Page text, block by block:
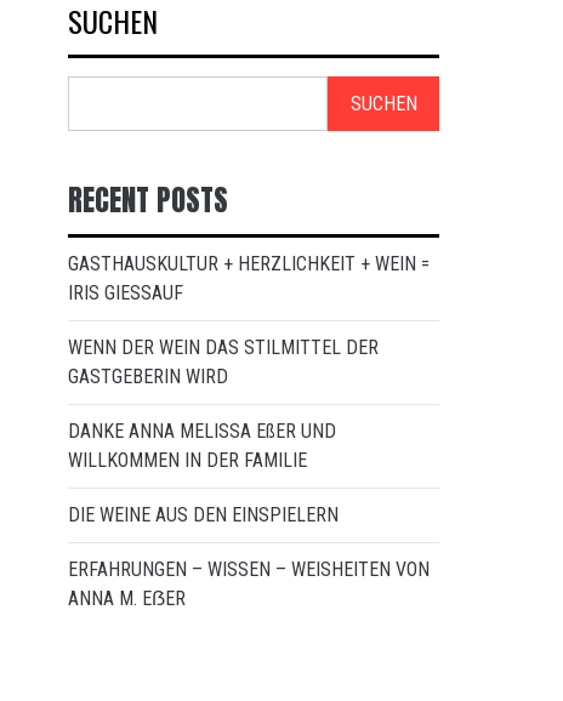
SUCHEN
SUCHEN
RECENT POSTS
GASTHAUSKULTUR + HERZLICHKEIT + WEIN =
IRIS GIESSAUF
WENN DER WEIN DAS STILMITTEL DER
GASTGEBERIN WIRD
DANKE ANNA MELISSA EßER UND
WILLKOMMEN IN DER FAMILIE
DIE WEINE AUS DEN EINSPIELERN
ERFAHRUNGEN – WISSEN – WEISHEITEN VON
ANNA M. EẞER